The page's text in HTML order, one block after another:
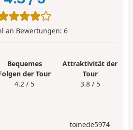
an Bewertungen: 6
Bequemes
der Tour
4.2 / 5
Attraktivität der
Tour
3.8 / 5
toinede5974